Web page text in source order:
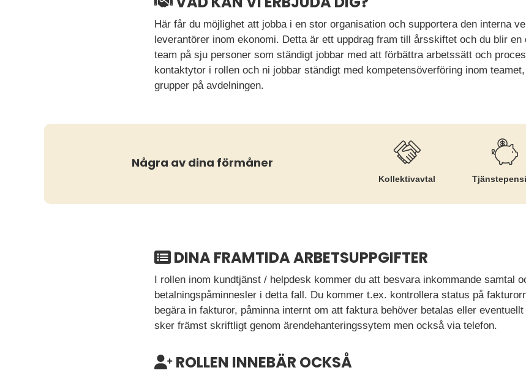
Här får du möjlighet att jobba i en stor organisation och supportera den interna
leverantörer inom ekonomi. Detta är ett uppdrag fram till årsskiftet och du blir
team på sju personer som ständigt jobbar med att förbättra arbetssätt och
kontaktytor i rollen och ni jobbar ständigt med kompetensöverföring inom
grupper på avdelningen.
Några av dina förmåner
Kollektiv­avtal
DINA FRAMTIDA ARBETSUPPGIFTER
I rollen inom kundtjänst / helpdesk kommer du att besvara inkommande samtal
betalningspåminnesler i detta fall. Du kommer t.ex. kontrollera status på
begära in fakturor, påminna internt om att faktura behöver betalas eller
sker främst skriftligt genom ärendehanteringssytem men också via telefon.
ROLLEN INNEBÄR OCKSÅ